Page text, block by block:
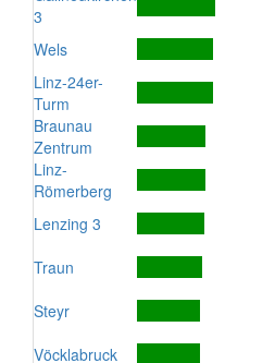
3
Wels
Linz-24er-
Turm
Braunau
Zentrum
Linz-
Römerberg
Lenzing 3
Traun
Steyr
Vöcklabruck